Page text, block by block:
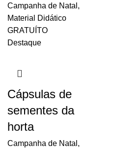
Campanha de Natal ,
Material Didático
GRATUÍTO
Destaque
Cápsulas de
sementes da
horta
Campanha de Natal ,